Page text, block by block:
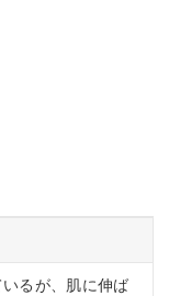
るが、肌に伸ば